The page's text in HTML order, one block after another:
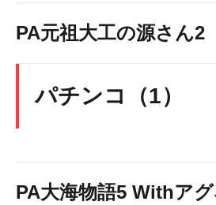
PA元祖大工の源さん2
パチンコ（1）
PA大海物語5 Withア